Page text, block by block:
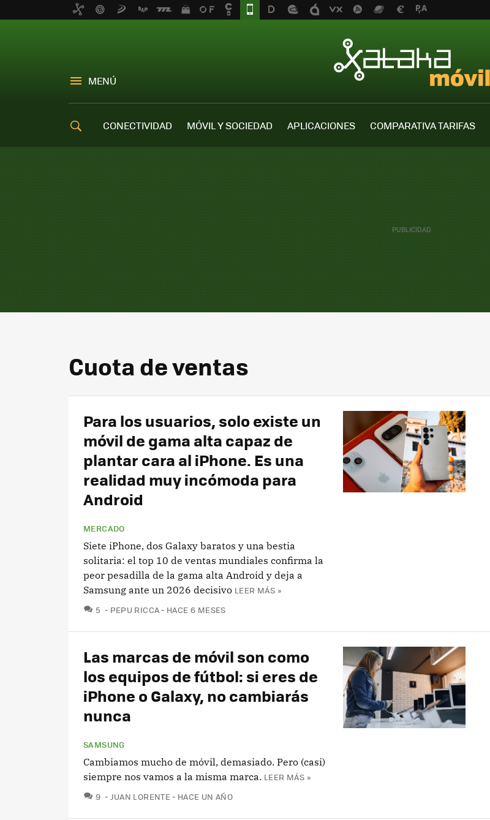
MENÚ
CONECTIVIDAD MÓVIL Y SOCIEDAD APLICACIONES COMPARATIVA TARIFAS
Cuota de ventas
Para los usuarios, solo existe un
móvil de gama alta capaz de
plantar cara al iPhone. Es una
realidad muy incómoda para
Android
MERCADO
Siete iPhone, dos Galaxy baratos y una bestia
solitaria: el top 10 de ventas mundiales confirma la
peor pesadilla de la gama alta Android y deja a
Samsung ante un 2026 decisivo LEER MÁS »
5 COMENTARIOS
PEPU RICCA HACE 6 MESES
Las marcas de móvil son como
los equipos de fútbol: si eres de
iPhone o Galaxy, no cambiarás
nunca
SAMSUNG
Cambiamos mucho de móvil, demasiado. Pero (casi)
siempre nos vamos a la misma marca. LEER MÁS »
9 COMENTARIOS
JUAN LORENTE HACE UN AÑO